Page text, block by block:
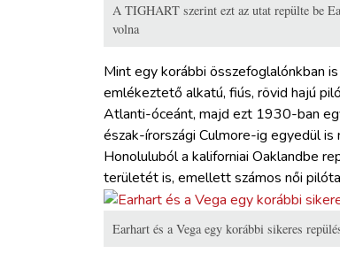
A TIGHART szerint ezt az utat repülte be
volna
Mint egy korábbi összefoglalónkban
emlékeztető alkatú, fiús, rövid hajú
Atlanti-óceánt, majd ezt 1930-ban
észak-írországi Culmore-ig egyedül
Honoluluból a kaliforniai Oaklandbe
területét is, emellett számos női
Earhart és a Vega egy korábbi sikeres